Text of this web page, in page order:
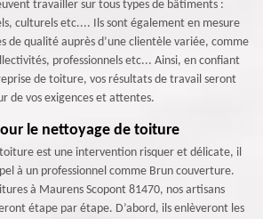
travailler sur tous types de bâtiments :
culturels etc.... Ils sont également en mesure
de qualité auprès d’une clientèle variée, comme
professionnels etc... Ainsi, en confiant
de toiture, vos résultats de travail seront
de vos exigences et attentes.
le nettoyage de toiture
est une intervention risquer et délicate, il
à un professionnel comme Brun couverture.
à Maurens Scopont 81470, nos artisans
étape par étape. D’abord, ils enlèveront les